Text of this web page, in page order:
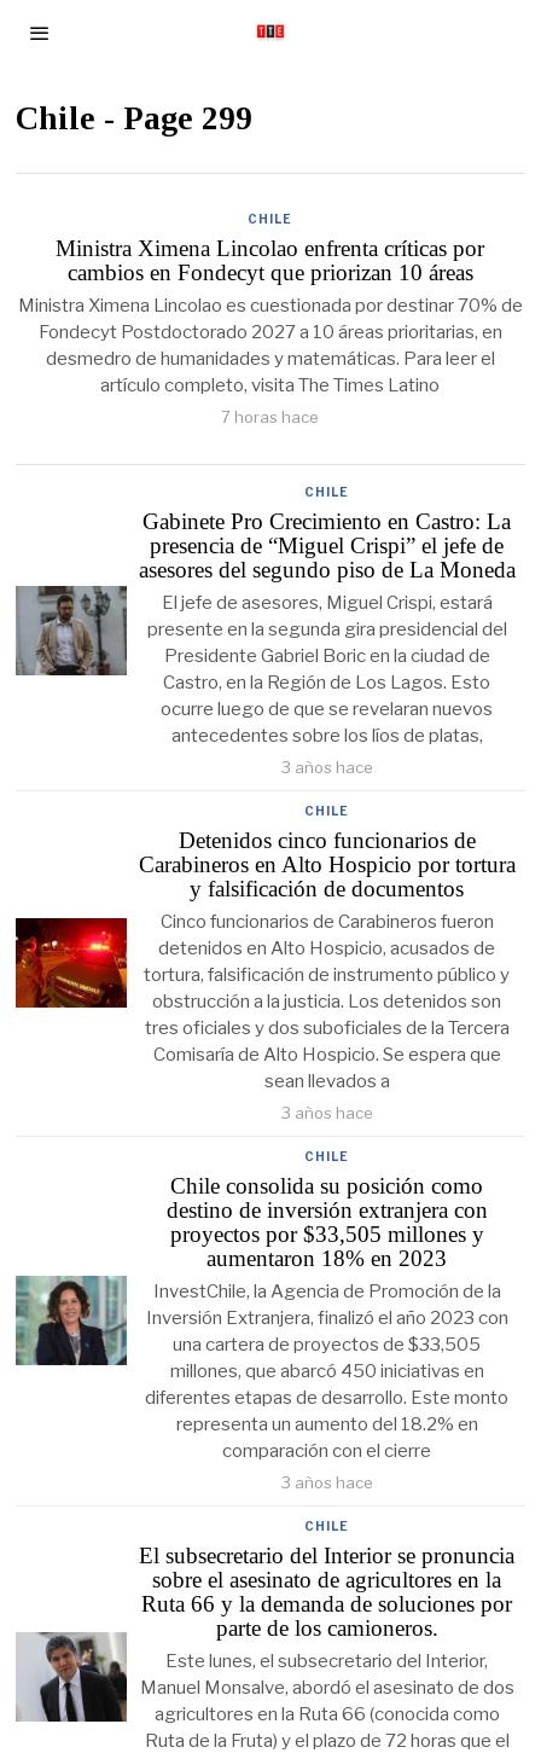
Chile - Page 299
CHILE
Ministra Ximena Lincolao enfrenta críticas por
cambios en Fondecyt que priorizan 10 áreas
Ministra Ximena Lincolao es cuestionada por destinar 70% de
Fondecyt Postdoctorado 2027 a 10 áreas prioritarias, en
desmedro de humanidades y matemáticas. Para leer el
artículo completo, visita The Times Latino
7 horas hace
CHILE
Gabinete Pro Crecimiento en Castro: La
presencia de “Miguel Crispi” el jefe de
asesores del segundo piso de La Moneda
El jefe de asesores, Miguel Crispi, estará
presente en la segunda gira presidencial del
Presidente Gabriel Boric en la ciudad de
Castro, en la Región de Los Lagos. Esto
ocurre luego de que se revelaran nuevos
antecedentes sobre los líos de platas,
3 años hace
CHILE
Detenidos cinco funcionarios de
Carabineros en Alto Hospicio por tortura
y falsificación de documentos
Cinco funcionarios de Carabineros fueron
detenidos en Alto Hospicio, acusados de
tortura, falsificación de instrumento público y
obstrucción a la justicia. Los detenidos son
tres oficiales y dos suboficiales de la Tercera
Comisaría de Alto Hospicio. Se espera que
sean llevados a
3 años hace
CHILE
Chile consolida su posición como
destino de inversión extranjera con
proyectos por $33,505 millones y
aumentaron 18% en 2023
InvestChile, la Agencia de Promoción de la
Inversión Extranjera, finalizó el año 2023 con
una cartera de proyectos de $33,505
millones, que abarcó 450 iniciativas en
diferentes etapas de desarrollo. Este monto
representa un aumento del 18.2% en
comparación con el cierre
3 años hace
CHILE
El subsecretario del Interior se pronuncia
sobre el asesinato de agricultores en la
Ruta 66 y la demanda de soluciones por
parte de los camioneros.
Este lunes, el subsecretario del Interior,
Manuel Monsalve, abordó el asesinato de dos
agricultores en la Ruta 66 (conocida como
Ruta de la Fruta) y el plazo de 72 horas que el